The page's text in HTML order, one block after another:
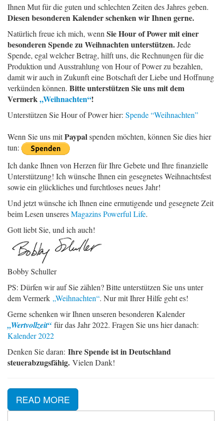
Ihnen Mut für die guten und schlechten Zeiten des Jahres geben.
Diesen besonderen Kalender schenken wir Ihnen gerne.
Natürlich freue ich mich, wenn Sie Hour of Power mit einer
besonderen Spende zu Weihnachten unterstützen.Jede
Spende, egal welcher Betrag, hilft uns, die Rechnungen für die
Produktion und Ausstrahlung von Hour of Power zu bezahlen,
damit wir auch in Zukunft eine Botschaft der Liebe und Hoffnung
verkünden können. Bitte unterstützen Sie uns mit dem
Vermerk„Weihnachten“!
Unterstützen Sie Hour of Power hier: Spende “Weihnachten”
Wenn Sie uns mitPaypalspenden möchten, können Sie dies hier
tun:
Ich danke Ihnen von Herzen für Ihre Gebete und Ihre finanzielle
Unterstützung! Ich wünsche Ihnen ein gesegnetes Weihnachtsfest
sowie ein glückliches und furchtloses neues Jahr!
Und jetzt wünsche ich Ihnen eine ermutigende und gesegnete Zeit
beim Lesen unseresMagazins Powerful Life.
Gott liebt Sie, und ich auch!
Bobby Schuller
PS: Dürfen wir auf Sie zählen? Bitte unterstützen Sie uns unter
dem Vermerk „Weihnachten“. Nur mit Ihrer Hilfe geht es!
Gerne schenken wir Ihnen unseren besonderen Kalender
„Wertvollzeit“ für das Jahr 2022. Fragen Sie uns hier danach:
Kalender 2022
Denken Sie daran: Ihre Spende ist in Deutschland
steuerabzugsfähig. Vielen Dank!
READ MORE